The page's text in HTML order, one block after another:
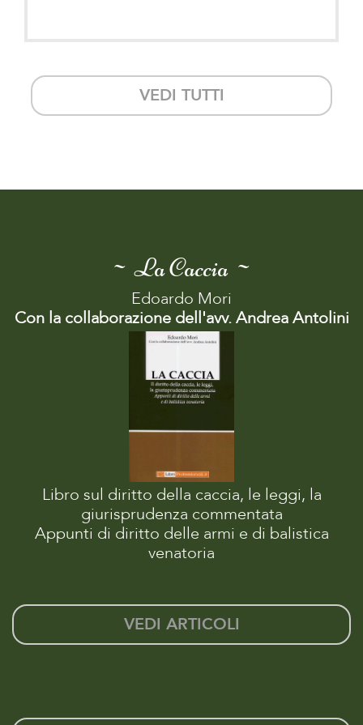
VEDI TUTTI
~ La Caccia ~
Edoardo Mori
Con la collaborazione dell'avv. Andrea Antolini
Libro sul diritto della caccia, le leggi, la
giurisprudenza commentata
Appunti di diritto delle armi e di balistica
venatoria
VEDI ARTICOLI